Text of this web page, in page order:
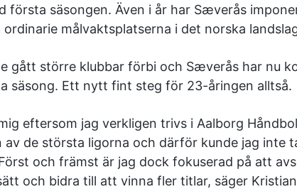
första säsongen. Även i år har Sæverås
målvaktsplatserna i det norska
gått större klubbar förbi och Sæverås har nu
säsong. Ett nytt fint steg för 23-åringen alltså.
eftersom jag verkligen trivs i Aalborg
av de största ligorna och därför kunde jag inte
och främst är jag dock fokuserad på att
och bidra till att vinna fler titlar, säger